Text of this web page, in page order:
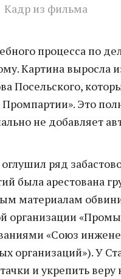
Кадр из фильма
процесса по
Картина выросла
Посельского,
Это
не добавляет
ряд
была арестована
материалам
организации
«Союз
организаций»). У
и укрепить